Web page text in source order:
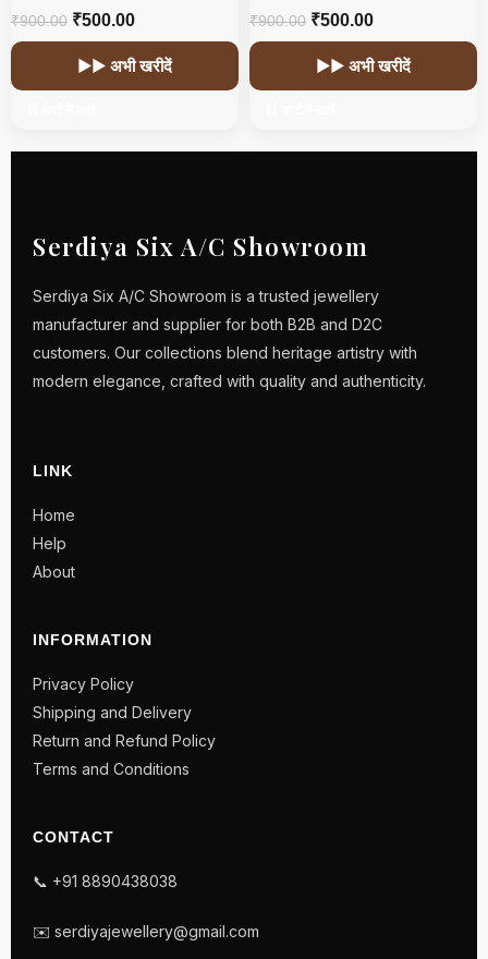
₹900.00 ₹500.00
▶▶ अभी खरीदें
₹900.00 ₹500.00
▶▶ अभी खरीदें
Serdiya Six A/C Showroom
Serdiya Six A/C Showroom is a trusted jewellery
manufacturer and supplier for both B2B and D2C
customers. Our collections blend heritage artistry with
modern elegance, crafted with quality and authenticity.
LINK
Home
Help
About
INFORMATION
Privacy Policy
Shipping and Delivery
Return and Refund Policy
Terms and Conditions
CONTACT
📞 +91 8890438038
✉️ serdiyajewellery@gmail.com